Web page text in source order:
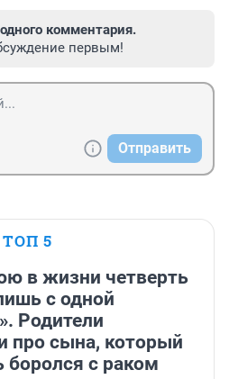
комментария.
первым!
Отправить
ТОП 5
в жизни четверть
с одной
Родители
про сына, который
с раком